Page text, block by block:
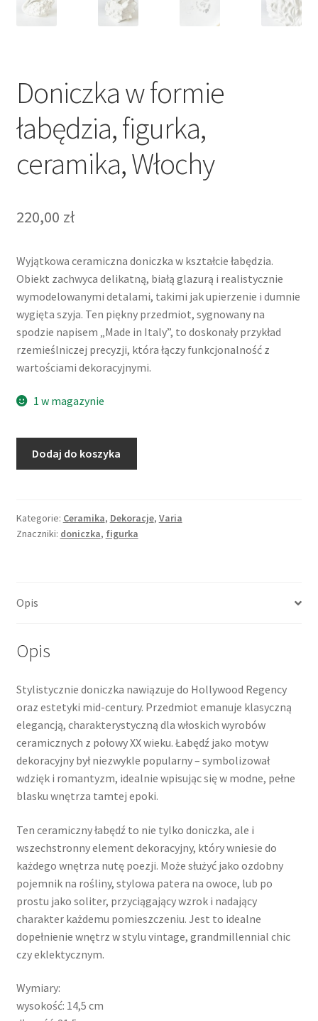
Doniczka w formie
łabędzia, figurka,
ceramika, Włochy
220,00 zł
Wyjątkowa ceramiczna doniczka w kształcie łabędzia.
Obiekt zachwyca delikatną, białą glazurą i realistycznie
wymodelowanymi detalami, takimi jak upierzenie i dumnie
wygięta szyja. Ten piękny przedmiot, sygnowany na
spodzie napisem „Made in Italy”, to doskonały przykład
rzemieślniczej precyzji, która łączy funkcjonalność z
wartościami dekoracyjnymi.
1 w magazynie
Doniczka
łabędzia,
figurka,
Dodaj do koszyka
Kategorie: Ceramika, Dekoracje, Varia
Znaczniki: doniczka, figurka
Opis
Opis
Stylistycznie doniczka nawiązuje do Hollywood Regency
oraz estetyki mid-century. Przedmiot emanuje klasyczną
elegancją, charakterystyczną dla włoskich wyrobów
ceramicznych z połowy XX wieku. Łabędź jako motyw
dekoracyjny był niezwykle popularny – symbolizował
wdzięk i romantyzm, idealnie wpisując się w modne, pełne
blasku wnętrza tamtej epoki.
Ten ceramiczny łabędź to nie tylko doniczka, ale i
wszechstronny element dekoracyjny, który wniesie do
każdego wnętrza nutę poezji. Może służyć jako ozdobny
pojemnik na rośliny, stylowa patera na owoce, lub po
prostu jako soliter, przyciągający wzrok i nadający
charakter każdemu pomieszczeniu. Jest to idealne
dopełnienie wnętrz w stylu vintage, grandmillennial chic
czy eklektycznym.
Wymiary:
wysokość: 14,5 cm